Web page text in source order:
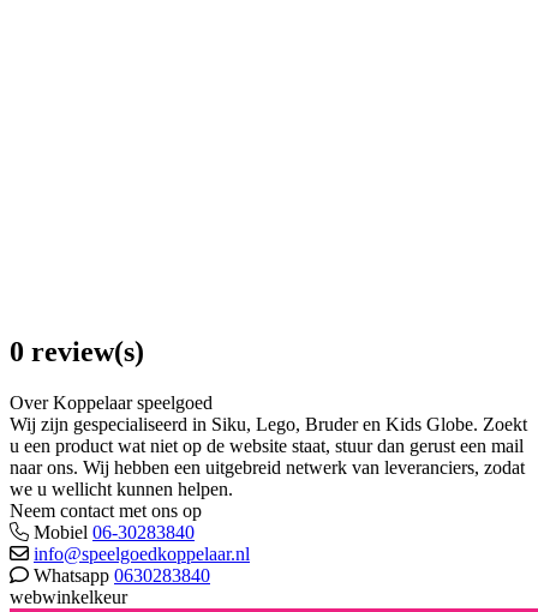
0 review(s)
Over Koppelaar speelgoed
Wij zijn gespecialiseerd in Siku, Lego, Bruder en Kids Globe. Zoekt
u een product wat niet op de website staat, stuur dan gerust een mail
naar ons. Wij hebben een uitgebreid netwerk van leveranciers, zodat
we u wellicht kunnen helpen.
Neem contact met ons op
Mobiel 06-30283840
info@speelgoedkoppelaar.nl
Whatsapp 0630283840
webwinkelkeur